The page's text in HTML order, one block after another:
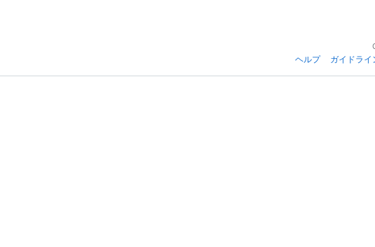
ヘルプ
ガイドライ